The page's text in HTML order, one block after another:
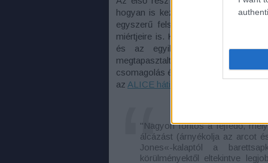
hogyan is kezdjünk neki a
egyszerű felsorolás volt ez, lépten-
miértjeire is. Kiemelte például az
és az egyik leghasznosabb
megtapasztaltunk. A második
csomagolás és a hordás kérdéseire
az ALICE hátizsákot
"Nagyon fontos a fejfedő,
álcázást (árnyékolja az arcot
Jones«-kalaptól a
körülményektől eltekintve